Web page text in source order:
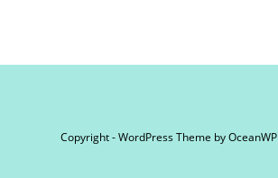
Copyright - WordPress Theme by OceanWP